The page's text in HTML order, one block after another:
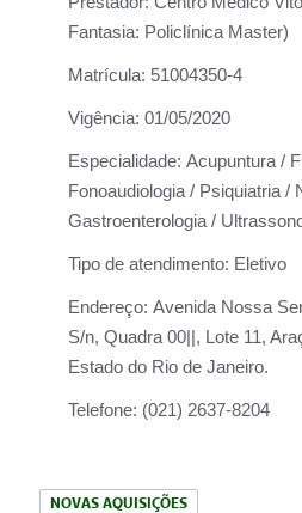
Fantasia: Policlínica Master)
Matrícula: 51004350-4
Vigência: 01/05/2020
Especialidade: Acupuntura /
Fonoaudiologia / Psiquiatria /
Gastroenterologia /
Tipo de atendimento: Eletivo
Endereço: Avenida Nossa
S/n, Quadra 00||, Lote 11,
Estado do Rio de Janeiro.
Telefone: (021) 2637-8204
NOVAS AQUISIÇÕES